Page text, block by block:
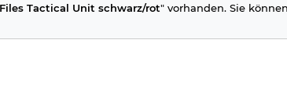
Tactical Unit schwarz/rot" vorhanden. Sie